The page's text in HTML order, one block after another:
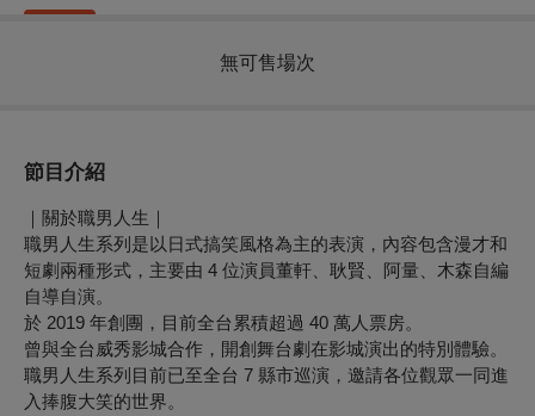
無可售場次
節目介紹
｜ 關於職男人生 ｜
職男人生系列是以日式搞笑風格為主的表演，內容包含漫才和
短劇兩種形式，主要由 4 位演員董軒、耿賢、阿量、木森自編
自導自演。
於 2019 年創團，目前全台累積超過 40 萬人票房。
曾與全台威秀影城合作，開創舞台劇在影城演出的特別體驗。
職男人生系列目前已至全台 7 縣市巡演，邀請各位觀眾一同進
入捧腹大笑的世界。